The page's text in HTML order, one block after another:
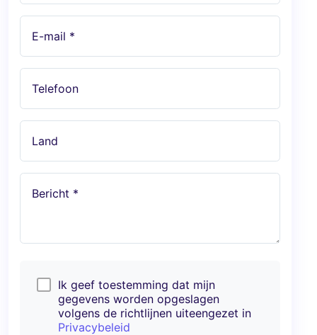
E-mail *
Telefoon
Land
Bericht *
Ik geef toestemming dat mijn
gegevens worden opgeslagen
volgens de richtlijnen uiteengezet in
Privacybeleid